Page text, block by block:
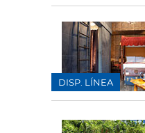
DISP. LÍNEA